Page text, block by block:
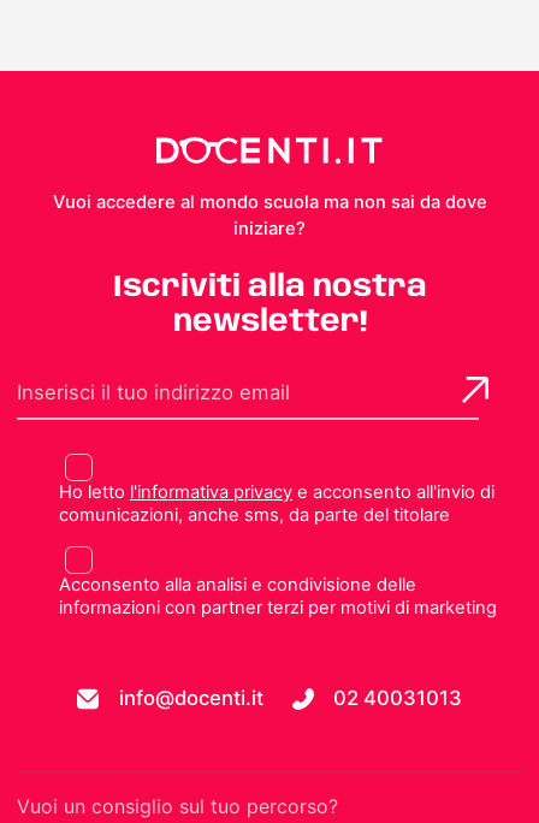
Vuoi accedere al mondo scuola ma non sai da dove
iniziare?
Iscriviti alla nostra
newsletter!
Ho letto l'informativa privacye acconsento all'invio di
comunicazioni, anche sms, da parte del titolare
Acconsento alla analisi e condivisione delle
informazioni con partner terzi per motivi di marketing
info@docenti.it 02 40031013
Vuoi un consiglio sul tuo percorso?